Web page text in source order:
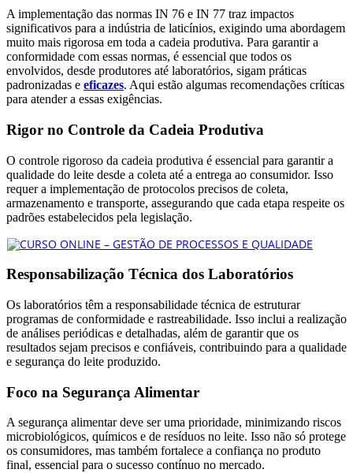
A implementação das normas IN 76 e IN 77 traz impactos
significativos para a indústria de laticínios, exigindo uma abordagem
muito mais rigorosa em toda a cadeia produtiva. Para garantir a
conformidade com essas normas, é essencial que todos os
envolvidos, desde produtores até laboratórios, sigam práticas
padronizadas e eficazes. Aqui estão algumas recomendações críticas
para atender a essas exigências.
Rigor no Controle da Cadeia Produtiva
O controle rigoroso da cadeia produtiva é essencial para garantir a
qualidade do leite desde a coleta até a entrega ao consumidor. Isso
requer a implementação de protocolos precisos de coleta,
armazenamento e transporte, assegurando que cada etapa respeite os
padrões estabelecidos pela legislação.
Responsabilização Técnica dos Laboratórios
Os laboratórios têm a responsabilidade técnica de estruturar
programas de conformidade e rastreabilidade. Isso inclui a realização
de análises periódicas e detalhadas, além de garantir que os
resultados sejam precisos e confiáveis, contribuindo para a qualidade
e segurança do leite produzido.
Foco na Segurança Alimentar
A segurança alimentar deve ser uma prioridade, minimizando riscos
microbiológicos, químicos e de resíduos no leite. Isso não só protege
os consumidores, mas também fortalece a confiança no produto
final, essencial para o sucesso contínuo no mercado.